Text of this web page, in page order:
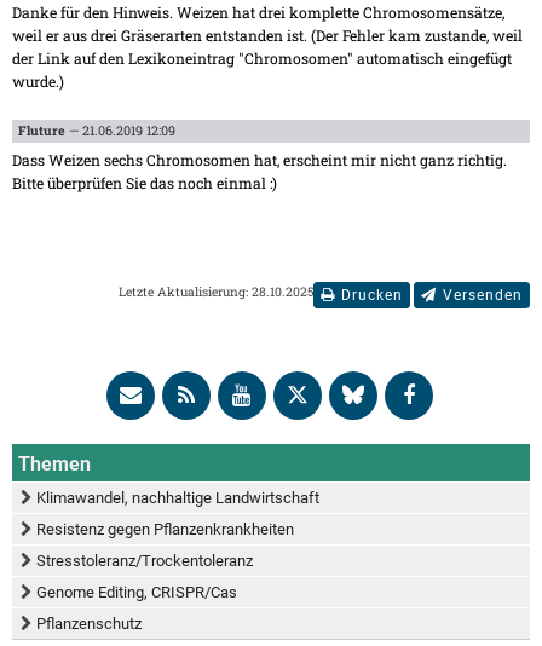
Danke für den Hinweis. Weizen hat drei komplette Chromosomensätze,
weil er aus drei Gräserarten entstanden ist. (Der Fehler kam zustande, weil
der Link auf den Lexikoneintrag "Chromosomen" automatisch eingefügt
wurde.)
Fluture — 21.06.2019 12:09
Dass Weizen sechs Chromosomen hat, erscheint mir nicht ganz richtig.
Bitte überprüfen Sie das noch einmal :)
Drucken Versenden
Letzte Aktualisierung: 28.10.2025
Themen
Klimawandel, nachhaltige Landwirtschaft
Resistenz gegen Pflanzenkrankheiten
Stresstoleranz/Trockentoleranz
Genome Editing, CRISPR/Cas
Pflanzenschutz